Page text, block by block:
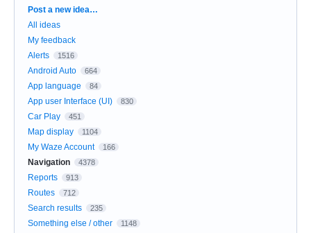
Categories
Post a new idea…
All ideas
My feedback
Alerts
1516
Android Auto 664
App language 84
App user Interface (UI) 830
Car Play 451
Map display 1104
My Waze Account 166
Navigation 4378
Reports 913
Routes 712
Search results 235
Something else / other 1148